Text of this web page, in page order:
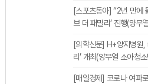
[스포츠동아] “2년 만에
브 더 패밀리’ 진행(양무
[의학신문] H+양지병원,
리’ 개최(양무열 소아청
[매일경제] 코로나 여파